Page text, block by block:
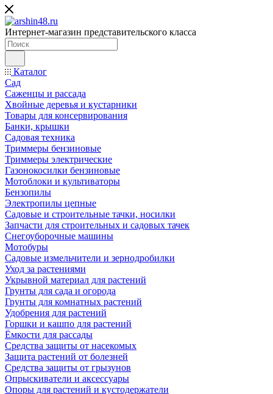
Интернет-магазин представительского класса
Каталог
Сад
Саженцы и рассада
Хвойные деревья и кустарники
Товары для консервирования
Банки, крышки
Садовая техника
Триммеры бензиновые
Триммеры электрические
Газонокосилки бензиновые
Мотоблоки и культиваторы
Бензопилы
Электропилы цепные
Садовые и строительные тачки, носилки
Запчасти для строительных и садовых тачек
Снегоуборочные машины
Мотобуры
Садовые измельчители и зернодробилки
Уход за растениями
Укрывной материал для растений
Грунты для сада и огорода
Грунты для комнатных растений
Удобрения для растений
Горшки и кашпо для растений
Ёмкости для рассады
Средства защиты от насекомых
Защита растений от болезней
Средства защиты от грызунов
Опрыскиватели и аксессуары
Опоры для растений и кустодержатели